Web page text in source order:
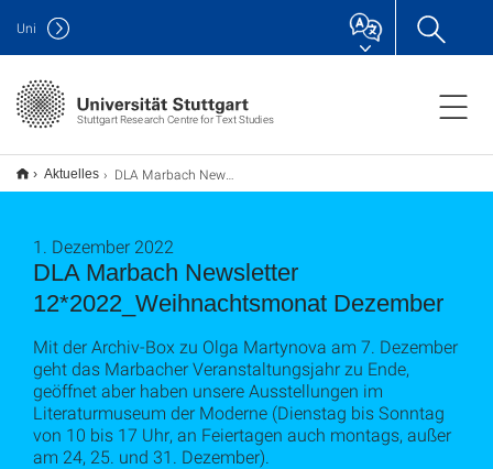
Stuttgart Research Centre for Text Studies
Uni
Aktuelles DLA Marbach Newsletter 12*2022_Weihnachtsmonat Dezember
DLA Marbach Newsletter
12*2022_Weihnachtsmonat Dezember
1. Dezember 2022
Mit der Archiv-Box zu Olga Martynova am 7. Dezember
geht das Marbacher Veranstaltungsjahr zu Ende,
geöffnet aber haben unsere Ausstellungen im
Literaturmuseum der Moderne (Dienstag bis Sonntag
von 10 bis 17 Uhr, an Feiertagen auch montags, außer
am 24, 25. und 31. Dezember).